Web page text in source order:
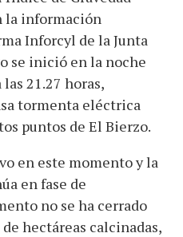
la información
Inforcyl de la Junta
se inició en la noche
21.27 horas,
tormenta eléctrica
puntos de El Bierzo.
en este momento y la
en fase de
no se ha cerrado
hectáreas calcinadas,